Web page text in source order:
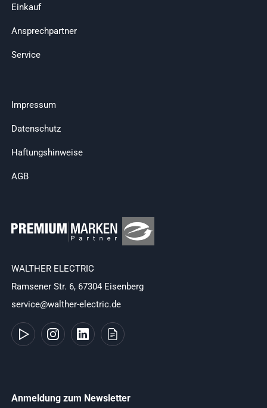
Einkauf
Ansprechpartner
Service
Impressum
Datenschutz
Haftungshinweise
AGB
WALTHER ELECTRIC
Ramsener Str. 6, 67304 Eisenberg
service@walther-electric.de
Anmeldung zum Newsletter